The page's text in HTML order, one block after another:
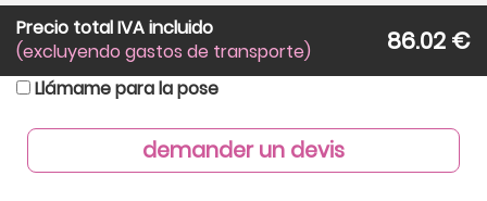
Precio total IVA incluido
(excluyendo gastos de transporte)
86.02 €
Llámame para la pose
demander un devis